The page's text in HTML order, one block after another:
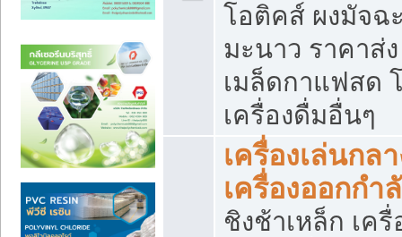
โอติคส์ ผงมัจฉ
มะนาว ราคาส่
เมล็ดกาแฟสด
เครื่องดื่มอื่นๆ
เครื่องเล่นกล
เครื่องออกกำ
ชิงช้าเหล็ก เค